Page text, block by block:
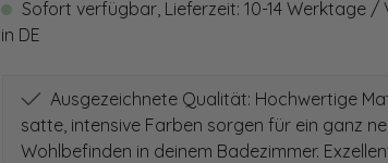
Sofort verfügbar, Lieferzeit: 10-14 Werktage
in DE
Ausgezeichnete Qualität: Hochwertige
satte, intensive Farben sorgen für ein ganz
Wohlbefinden in deinem Badezimmer.